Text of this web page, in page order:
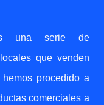
una serie de
que venden
procedido a
comerciales a